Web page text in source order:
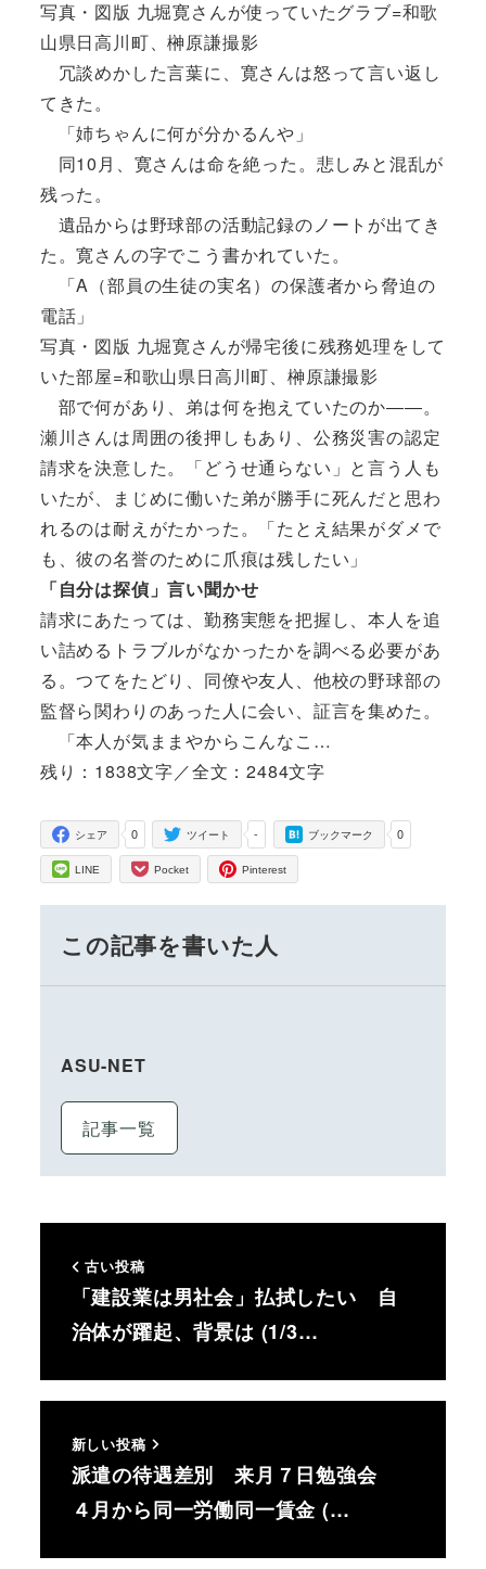
写真・図版 九堀寛さんが使っていたグラブ=和歌
山県日高川町、榊原謙撮影
冗談めかした言葉に、寛さんは怒って言い返し
てきた。
「姉ちゃんに何が分かるんや」
同10月、寛さんは命を絶った。悲しみと混乱が
残った。
遺品からは野球部の活動記録のノートが出てき
た。寛さんの字でこう書かれていた。
「A（部員の生徒の実名）の保護者から脅迫の
電話」
写真・図版 九堀寛さんが帰宅後に残務処理をして
いた部屋=和歌山県日高川町、榊原謙撮影
部で何があり、弟は何を抱えていたのか――。
瀬川さんは周囲の後押しもあり、公務災害の認定
請求を決意した。「どうせ通らない」と言う人も
いたが、まじめに働いた弟が勝手に死んだと思わ
れるのは耐えがたかった。「たとえ結果がダメで
も、彼の名誉のために爪痕は残したい」
「自分は探偵」言い聞かせ
請求にあたっては、勤務実態を把握し、本人を追
い詰めるトラブルがなかったかを調べる必要があ
る。つてをたどり、同僚や友人、他校の野球部の
監督ら関わりのあった人に会い、証言を集めた。
「本人が気ままやからこんなこ…
残り：1838文字／全文：2484文字
0
シェア -
ツイート 0
ブックマーク
LINE Pocket Pinterest
この記事を書いた人
ASU-NET
記事一覧
古い投稿
「建設業は男社会」払拭したい 自
治体が躍起、背景は (1/3…
新しい投稿
派遣の待遇差別 来月７日勉強会
４月から同一労働同一賃金 (…